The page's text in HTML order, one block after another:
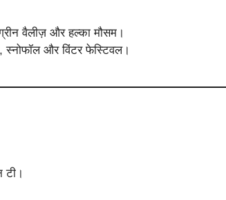
वैलीज़ और हल्का मौसम।
स्नोफॉल और विंटर फेस्टिवल।
टी।